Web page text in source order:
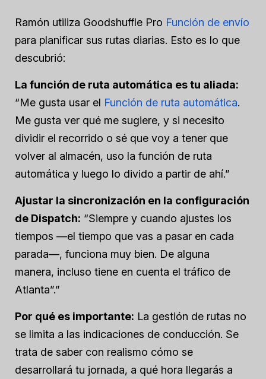
Ramón utiliza Goodshuffle Pro Función de envío
para planificar sus rutas diarias. Esto es lo que
descubrió:
La función de ruta automática es tu aliada:
“Me gusta usar el Función de ruta automática.
Me gusta ver qué me sugiere, y si necesito
dividir el recorrido o sé que voy a tener que
volver al almacén, uso la función de ruta
automática y luego lo divido a partir de ahí.”
Ajustar la sincronización en la configuración
de Dispatch: “Siempre y cuando ajustes los
tiempos —el tiempo que vas a pasar en cada
parada—, funciona muy bien. De alguna
manera, incluso tiene en cuenta el tráfico de
Atlanta”.”
Por qué es importante: La gestión de rutas no
se limita a las indicaciones de conducción. Se
trata de saber con realismo cómo se
desarrollará tu jornada, a qué hora llegarás a